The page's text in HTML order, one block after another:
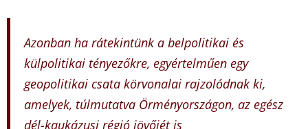
Azonban ha rátekintünk a belpolitikai és
külpolitikai tényezőkre, egyértelműen egy
geopolitikai csata körvonalai rajzolódnak ki,
amelyek, túlmutatva Örményországon, az egész
dél-kaukázusi régió jövőjét is